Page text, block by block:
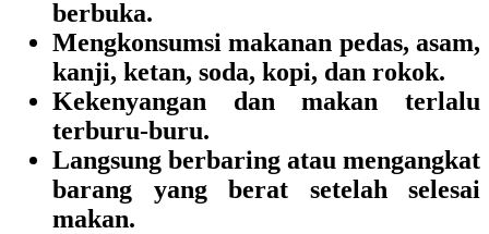
berbuka.
Mengkonsumsi makanan pedas, asam,
kanji, ketan, soda, kopi, dan rokok.
Kekenyangan dan makan terlalu
terburu-buru.
Langsung berbaring atau mengangkat
barang yang berat setelah selesai
makan.